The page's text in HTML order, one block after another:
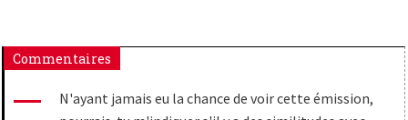
Commentaires
N'ayant jamais eu la chance de voir cette émission,